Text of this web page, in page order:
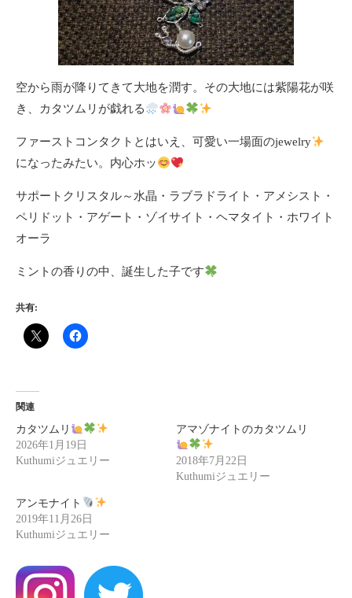
空から雨が降りてきて大地を潤す。その大地には紫陽花が咲
き、カタツムリが戯れる
ファーストコンタクトとはいえ、可愛い一場面のjewelry
になったみたい。内心ホッ
サポートクリスタル～水晶・ラブラドライト・アメシスト・
ペリドット・アゲート・ゾイサイト・ヘマタイト・ホワイト
オーラ
ミントの香りの中、誕生した子です
共有:
関連
カタツムリ
2026年1月19日
Kuthumiジュエリー
アマゾナイトのカタツムリ
2018年7月22日
Kuthumiジュエリー
アンモナイト
2019年11月26日
Kuthumiジュエリー